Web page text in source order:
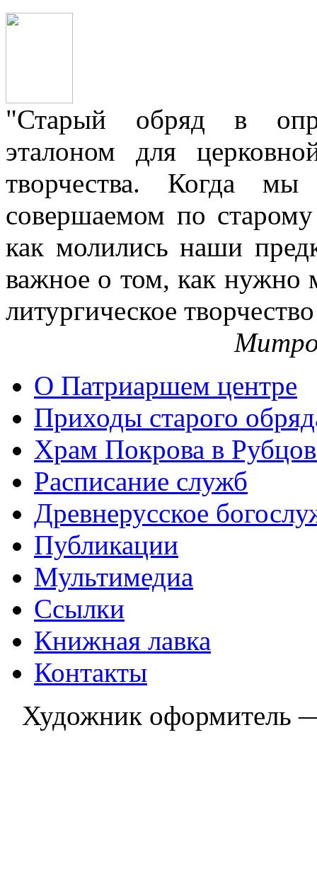
"Старый обряд в
эталоном для
творчества. Когда мы
совершаемом по
как молились наши
важное о том, как нужно
литургическое
О Патриаршем центре
Приходы старого
Храм Покрова в
Расписание служб
Древнерусское
Публикации
Мультимедиа
Ссылки
Книжная лавка
Контакты
Художник оформитель